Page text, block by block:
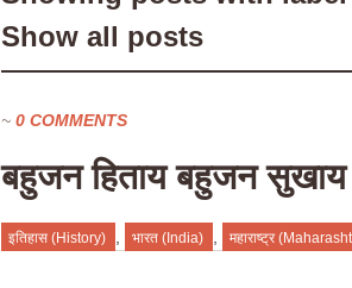
Show all posts
~ 0 COMMENTS
बहुजन हिताय बहुजन सुखाय
इतिहास (History) भारत (India) महाराष्ट्र